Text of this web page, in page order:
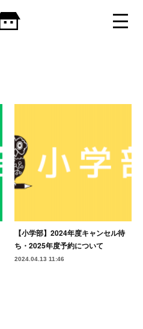
【小学部】2024年度キャンセル待
ち・2025年度予約について
2024.04.13 11:46